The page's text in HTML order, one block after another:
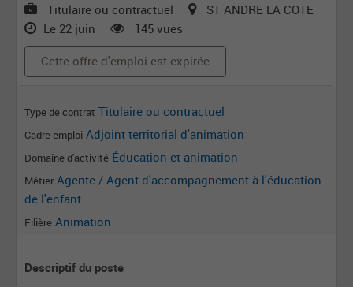
Titulaire ou contractuel
ST ANDRE LA COTE
Le 22 juin
145 vues
Cette offre d'emploi est expirée
Type de contrat Titulaire ou contractuel
Cadre emploi Adjoint territorial d'animation
Domaine d'activité Éducation et animation
Métier Agente / Agent d'accompagnement à l'éducation
de l'enfant
Filière Animation
Descriptif du poste